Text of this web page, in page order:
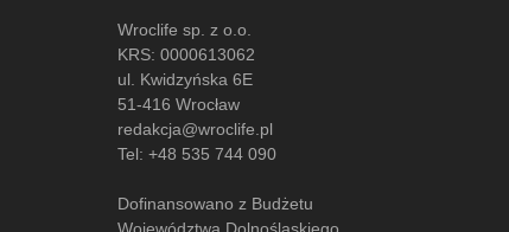
Wroclife sp. z o.o.
KRS: 0000613062
ul. Kwidzyńska 6E
51-416 Wrocław
redakcja@wroclife.pl
Tel: +48 535 744 090
Dofinansowano z Budżetu
Województwa Dolnośląskiego